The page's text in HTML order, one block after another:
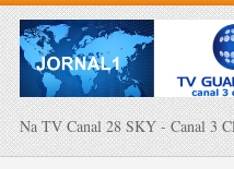
Na TV Canal 28 SKY - Canal 3